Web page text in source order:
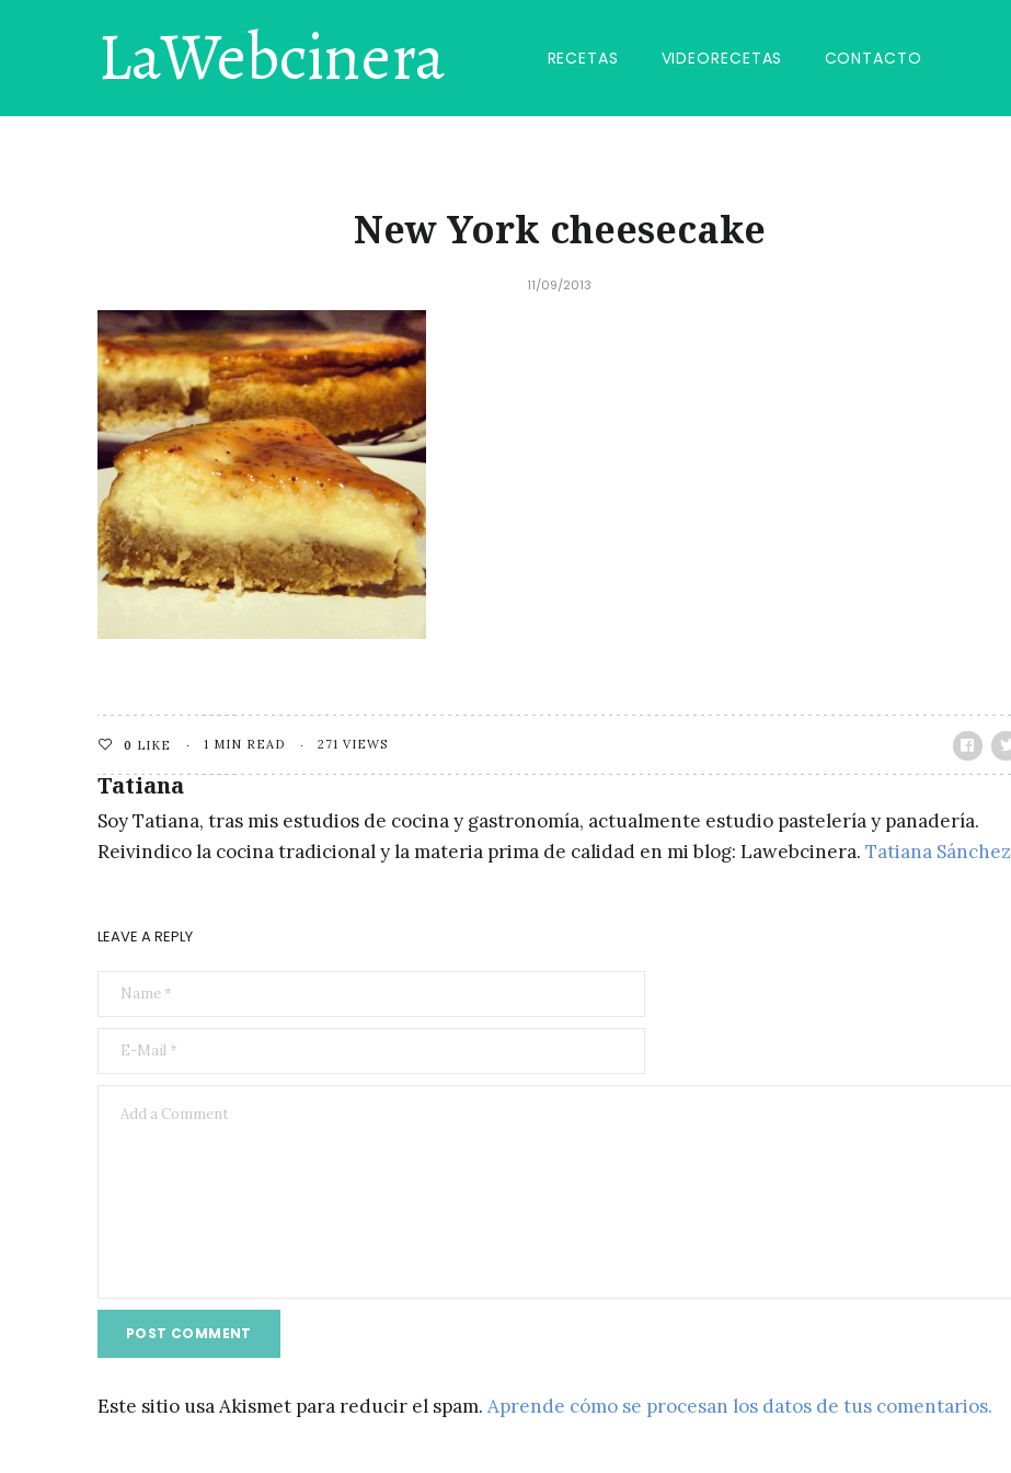
LaWebcinera RECETAS VIDEORECETAS CONTACTO
New York cheesecake
11/09/2013
0 LIKE 1 MIN READ 271 VIEWS
Tatiana
Soy Tatiana, tras mis estudios de cocina y gastronomía, actualmente estudio pastelería y panadería.
Reivindico la cocina tradicional y la materia prima de calidad en mi blog: Lawebcinera. Tatiana Sánchez
LEAVE A REPLY
Este sitio usa Akismet para reducir el spam. Aprende cómo se procesan los datos de tus comentarios.